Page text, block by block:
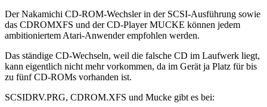
Der Nakamichi CD-ROM-Wechsler in der SCSI-Ausführung sowie
das CDROMXFS und der CD-Player MUCKE können jedem
ambitioniertem Atari-Anwender empfohlen werden.
Das ständige CD-Wechseln, weil die falsche CD im Laufwerk liegt,
kann eigentlich nicht mehr vorkommen, da im Gerät ja Platz für bis
zu fünf CD-ROMs vorhanden ist.
SCSIDRV.PRG, CDROM.XFS und Mucke gibt es bei: